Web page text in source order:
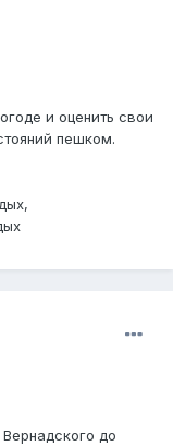
и оценить свои
пешком.
до